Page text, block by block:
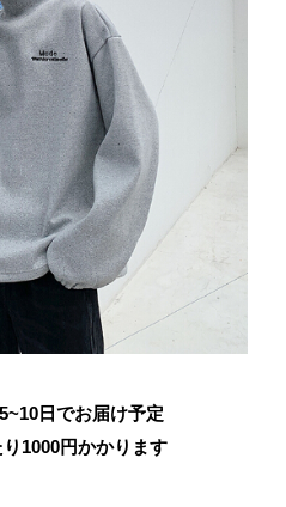
日でお届け予定
1000円かかります